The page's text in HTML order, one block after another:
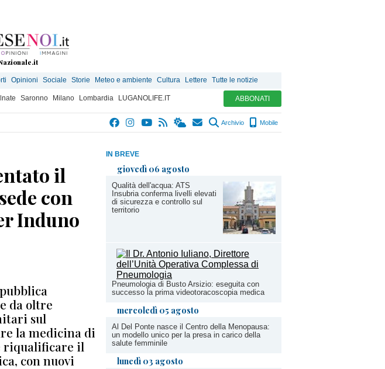
Opinioni Sociale Storie Meteo e ambiente Cultura Lettere Tutte le notizie
Saronno Milano Lombardia LUGANOLIFE.IT ABBONATI
Archivio Mobile
IN BREVE
giovedì 06 agosto
Qualità dell'acqua: ATS
Insubria conferma livelli elevati
di sicurezza e controllo sul
territorio
Pneumologia di Busto Arsizio: eseguita con
successo la prima videotoracoscopia medica
mercoledì 05 agosto
Al Del Ponte nasce il Centro della Menopausa:
un modello unico per la presa in carico della
salute femminile
lunedì 03 agosto
il
con
Induno
da oltre
sul
la medicina di
riqualificare il
con nuovi